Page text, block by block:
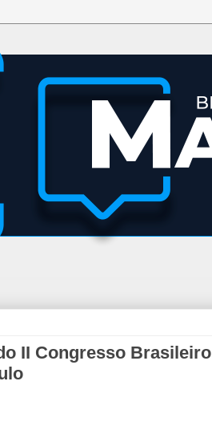
II Congresso Brasileiro